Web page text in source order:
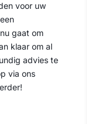
voor uw
gaat om
klaar om al
advies te
via ons